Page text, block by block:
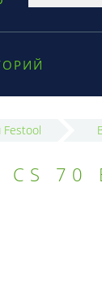
Festool
70